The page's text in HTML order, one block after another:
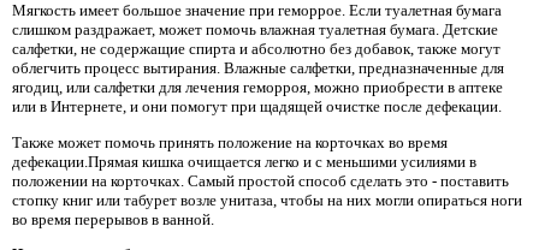
Мягкость имеет большое значение при геморрое. Если туалетная бумага
слишком раздражает, может помочь влажная туалетная бумага. Детские
салфетки, не содержащие спирта и абсолютно без добавок, также могут
облегчить процесс вытирания. Влажные салфетки, предназначенные для
ягодиц, или салфетки для лечения геморроя, можно приобрести в аптеке
или в Интернете, и они помогут при щадящей очистке после дефекации.
Также может помочь принять положение на корточках во время
дефекации.Прямая кишка очищается легко и с меньшими усилиями в
положении на корточках. Самый простой способ сделать это - поставить
стопку книг или табурет возле унитаза, чтобы на них могли опираться ноги
во время перерывов в ванной.